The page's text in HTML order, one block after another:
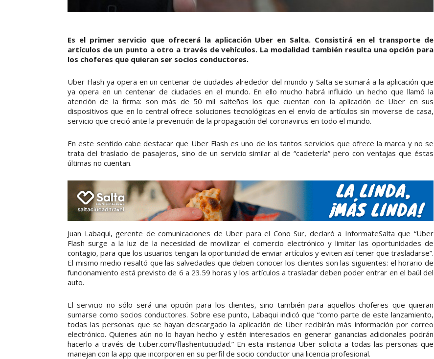
Es el primer servicio que ofrecerá la aplicación Uber en Salta. Consistirá en el transporte de
artículos de un punto a otro a través de vehículos. La modalidad también resulta una opción para
los choferes que quieran ser socios conductores.
Uber Flash ya opera en un centenar de ciudades alrededor del mundo y Salta se sumará a la aplicación que
ya opera en un centenar de ciudades en el mundo. En ello mucho habrá influido un hecho que llamó la
atención de la firma: son más de 50 mil salteños los que cuentan con la aplicación de Uber en sus
dispositivos que en lo central ofrece soluciones tecnológicas en el envío de artículos sin moverse de casa,
servicio que creció ante la prevención de la propagación del coronavirus en todo el mundo.
En este sentido cabe destacar que Uber Flash es uno de los tantos servicios que ofrece la marca y no se
trata del traslado de pasajeros, sino de un servicio similar al de “cadetería” pero con ventajas que éstas
últimas no cuentan.
Juan Labaqui, gerente de comunicaciones de Uber para el Cono Sur, declaró a InformateSalta que “Uber
Flash surge a la luz de la necesidad de movilizar el comercio electrónico y limitar las oportunidades de
contagio, para que los usuarios tengan la oportunidad de enviar artículos y eviten así tener que trasladarse”.
El mismo medio resaltó que las salvedades que deben conocer los clientes son las siguientes: el horario de
funcionamiento está previsto de 6 a 23.59 horas y los artículos a trasladar deben poder entrar en el baúl del
auto.
El servicio no sólo será una opción para los clientes, sino también para aquellos choferes que quieran
sumarse como socios conductores. Sobre ese punto, Labaqui indicó que “como parte de este lanzamiento,
todas las personas que se hayan descargado la aplicación de Uber recibirán más información por correo
electrónico. Quienes aún no lo hayan hecho y estén interesados en generar ganancias adicionales podrán
hacerlo a través de t.uber.com/flashentuciudad.” En esta instancia Uber solicita a todas las personas que
manejan con la app que incorporen en su perfil de socio conductor una licencia profesional.